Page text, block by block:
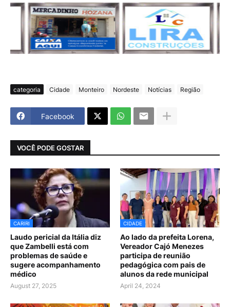
categoria Cidade Monteiro Nordeste Notícias Região
Facebook
VOCÊ PODE GOSTAR
CARIRI
Laudo pericial da Itália diz
que Zambelli está com
problemas de saúde e
sugere acompanhamento
médico
August 27, 2025
CIDADE
Ao lado da prefeita Lorena,
Vereador Cajó Menezes
participa de reunião
pedagógica com pais de
alunos da rede municipal
April 24, 2024